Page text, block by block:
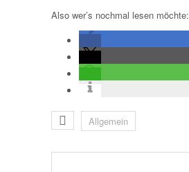
Also wer’s nochmal lesen möchte:
Allgemein